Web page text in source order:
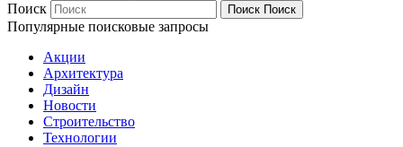
Поиск
Поиск Поиск
Популярные поисковые запросы
Акции
Архитектура
Дизайн
Новости
Строительство
Технологии